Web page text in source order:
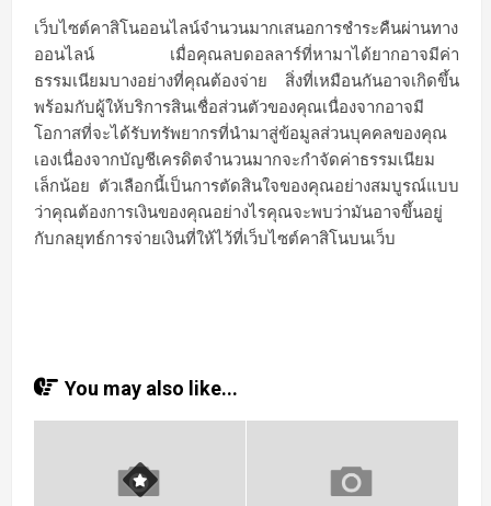
เว็บไซต์คาสิโนออนไลน์จำนวนมากเสนอการชำระคืนผ่านทาง
ออนไลน์ เมื่อคุณลบดอลลาร์ที่หามาได้ยากอาจมีค่า
ธรรมเนียมบางอย่างที่คุณต้องจ่าย สิ่งที่เหมือนกันอาจเกิดขึ้น
พร้อมกับผู้ให้บริการสินเชื่อส่วนตัวของคุณเนื่องจากอาจมี
โอกาสที่จะได้รับทรัพยากรที่นำมาสู่ข้อมูลส่วนบุคคลของคุณ
เองเนื่องจากบัญชีเครดิตจำนวนมากจะกำจัดค่าธรรมเนียม
เล็กน้อย ตัวเลือกนี้เป็นการตัดสินใจของคุณอย่างสมบูรณ์แบบ
ว่าคุณต้องการเงินของคุณอย่างไรคุณจะพบว่ามันอาจขึ้นอยู่
กับกลยุทธ์การจ่ายเงินที่ให้ไว้ที่เว็บไซต์คาสิโนบนเว็บ
You may also like...